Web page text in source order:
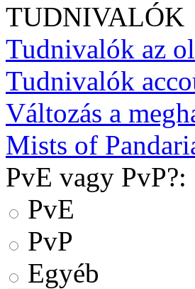
TUDNIVALÓK
Tudnivalók az
Tudnivalók
Változás a
Mists of
PvE vagy PvP?:
PvE
PvP
Egyéb